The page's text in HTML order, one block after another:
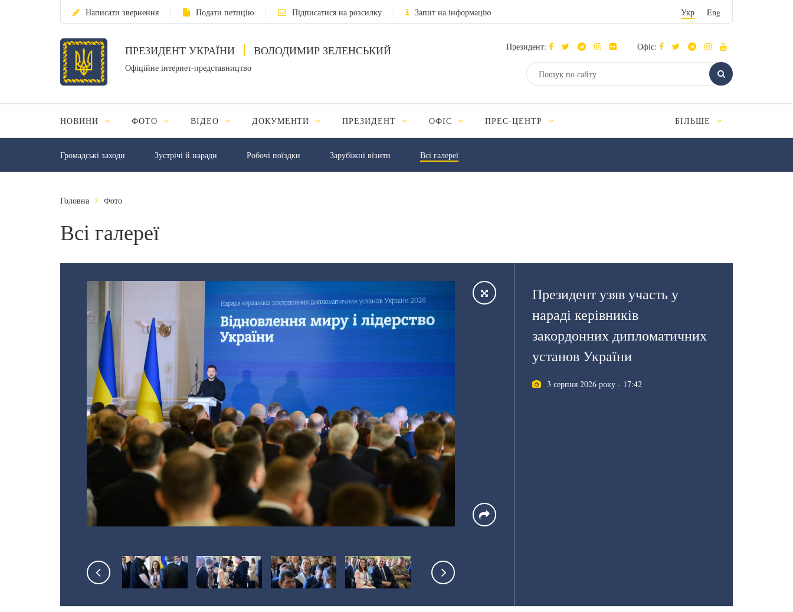
Написати звернення Подати петицію Підписатися на розсилку Запит на інформацію Укр Eng
ПРЕЗИДЕНТ УКРАЇНИ ВОЛОДИМИР ЗЕЛЕНСЬКИЙ
Офіційне інтернет-представництво
Президент: Офіс:
НОВИНИ ФОТО ВІДЕО ДОКУМЕНТИ ПРЕЗИДЕНТ ОФІС ПРЕС-ЦЕНТР БІЛЬШЕ
Громадські заходи Зустрічі й наради Робочі поїздки Зарубіжні візити Всі галереї
Головна Фото
Всі галереї
Президент узяв участь у
нараді керівників
закордонних дипломатичних
установ України
3 серпня 2026 року - 17:42